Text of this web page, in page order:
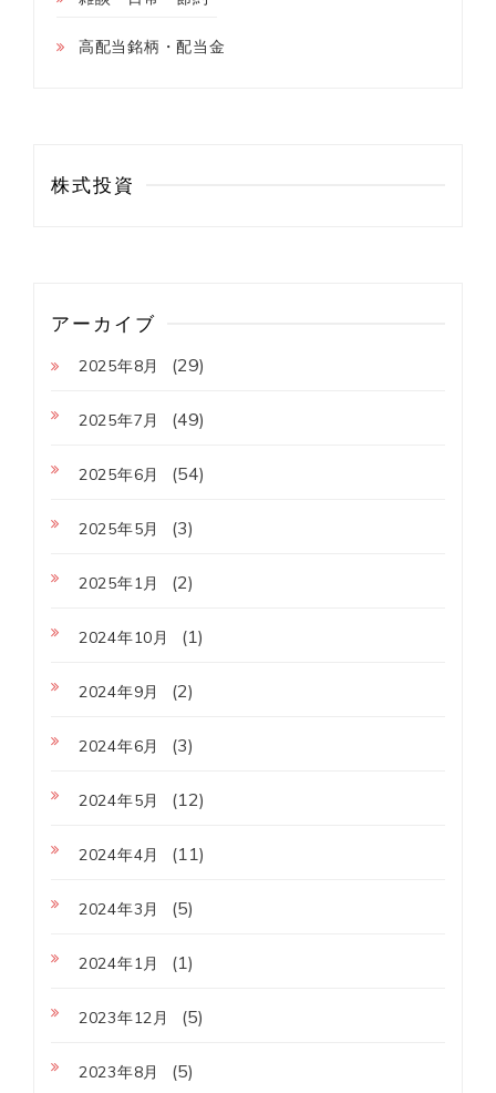
高配当銘柄・配当金
株式投資
アーカイブ
2025年8月 (29)
2025年7月 (49)
2025年6月 (54)
2025年5月 (3)
2025年1月 (2)
2024年10月 (1)
2024年9月 (2)
2024年6月 (3)
2024年5月 (12)
2024年4月 (11)
2024年3月 (5)
2024年1月 (1)
2023年12月 (5)
2023年8月 (5)